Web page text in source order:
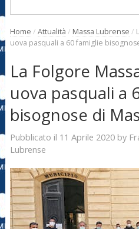
Home / Attualità / Massa Lubrense /
uova pasquali a 60 famiglie
La Folgore
uova pasquali a
bisognose di
Pubblicato il 11 Aprile 2020by
Lubrense